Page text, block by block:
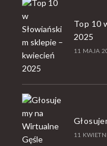
Top 10
2025
11 MAJA
11